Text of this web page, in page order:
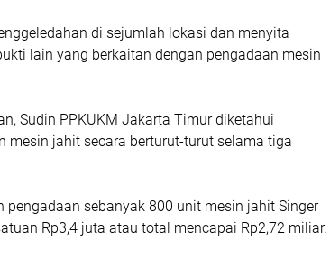
di sejumlah lokasi dan menyita
lain yang berkaitan dengan pengadaan mesin
Sudin PPKUKM Jakarta Timur diketahui
mesin jahit secara berturut-turut selama tiga
pengadaan sebanyak 800 unit mesin jahit Singer
Rp3,4 juta atau total mencapai Rp2,72 miliar.